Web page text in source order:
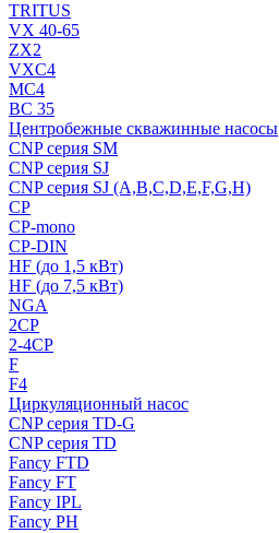
TRITUS
VX 40-65
ZX2
VXC4
MC4
BC 35
Центробежные скважинные насосы
CNP серия SM
CNP серия SJ
CNP серия SJ (A,B,C,D,E,F,G,H)
CP
CP-mono
CP-DIN
HF (до 1,5 кВт)
HF (до 7,5 кВт)
NGA
2CP
2-4CP
F
F4
Циркуляционный насос
CNP серия TD-G
CNP серия TD
Fancy FTD
Fancy FT
Fancy IPL
Fancy PH